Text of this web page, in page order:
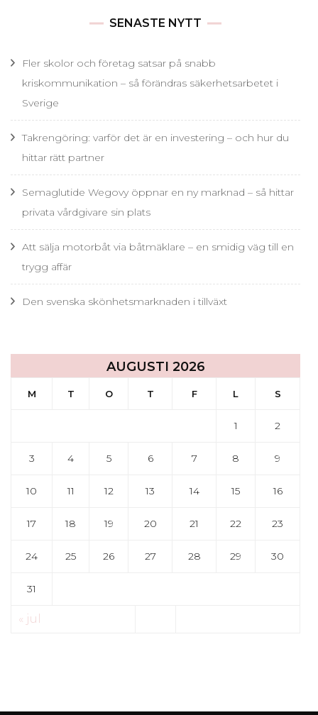
SENASTE NYTT
Fler skolor och företag satsar på snabb
kriskommunikation – så förändras säkerhetsarbetet i
Sverige
Takrengöring: varför det är en investering – och hur du
hittar rätt partner
Semaglutide Wegovy öppnar en ny marknad – så hittar
privata vårdgivare sin plats
Att sälja motorbåt via båtmäklare – en smidig väg till en
trygg affär
Den svenska skönhetsmarknaden i tillväxt
AUGUSTI 2026
M T O T F L S
1 2
3 4 5 6 7 8 9
10 11 12 13 14 15 16
17 18 19 20 21 22 23
24 25 26 27 28 29 30
31
« jul